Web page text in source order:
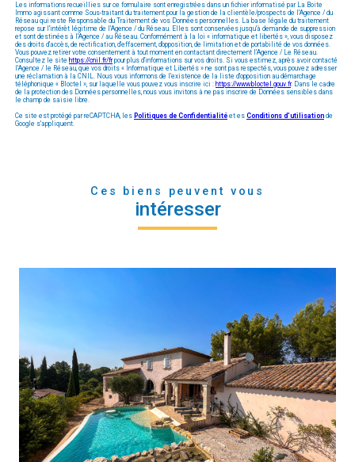
Les informations recueillies sur ce formulaire sont enregistrées dans un fichier informatisé par La Boite
Immo agissant comme Sous-traitant du traitement pour la gestion de la clientèle/prospects de l'Agence / du
Réseau qui reste Responsable du Traitement de vos Données personnelles. La base légale du traitement
repose sur l'intérêt légitime de l'Agence / du Réseau. Elles sont conservées jusqu'à demande de suppression
et sont destinées à l'Agence / au Réseau. Conformément à la loi « informatique et libertés », vous disposez
des droits d’accès, de rectification, d’effacement, d’opposition, de limitation et de portabilité de vos données.
Vous pouvez retirer votre consentement à tout moment en contactant directement l’Agence / Le Réseau.
Consultez le site https://cnil.fr/frpour plus d’informations sur vos droits. Si vous estimez, après avoir contacté
l'Agence / le Réseau, que vos droits « Informatique et Libertés » ne sont pas respectés, vous pouvez adresser
une réclamation à la CNIL. Nous vous informons de l’existence de la liste d'opposition au démarchage
téléphonique « Bloctel », sur laquelle vous pouvez vous inscrire ici : https://www.bloctel.gouv.fr. Dans le cadre
de la protection des Données personnelles, nous vous invitons à ne pas inscrire de Données sensibles dans
le champ de saisie libre.
Ce site est protégé par reCAPTCHA, les Politiques de Confidentialité et es Conditions d'utilisation de
Google s'appliquent.
Ces biens peuvent vous
intéresser
voir le bien